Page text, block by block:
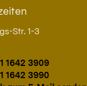
Str. 1-3
1642 3909
1642 3990